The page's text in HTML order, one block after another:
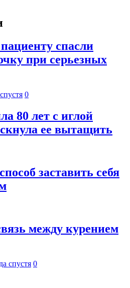
спасли
при серьезных
0
80 лет с иглой
ее вытащить
заставить себя
между курением
спустя 0